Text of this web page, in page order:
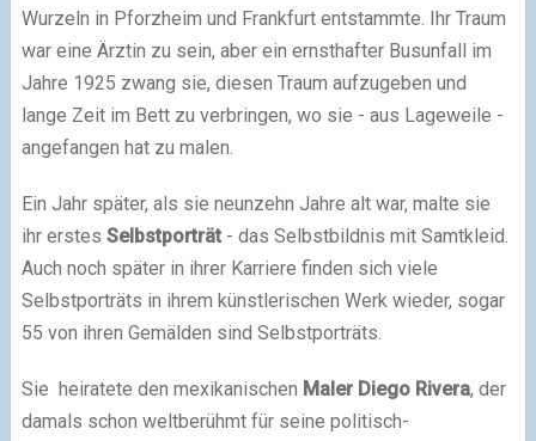
Wurzeln in Pforzheim und Frankfurt entstammte. Ihr Traum
war eine Ärztin zu sein, aber ein ernsthafter Busunfall im
Jahre 1925 zwang sie, diesen Traum aufzugeben und
lange Zeit im Bett zu verbringen, wo sie - aus Lageweile -
angefangen hat zu malen.
Ein Jahr später, als sie neunzehn Jahre alt war, malte sie
ihr erstes Selbstporträt- das Selbstbildnis mit Samtkleid.
Auch noch später in ihrer Karriere finden sich viele
Selbstporträts in ihrem künstlerischen Werk wieder, sogar
55 von ihren Gemälden sind Selbstporträts.
Sie heiratete den mexikanischen Maler Diego Rivera, der
damals schon weltberühmt für seine politisch-